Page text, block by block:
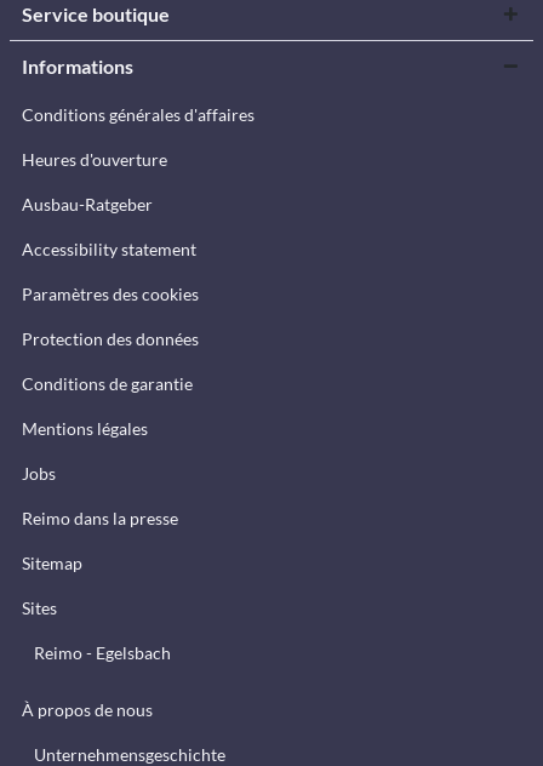
Service boutique
Informations
Conditions générales d'affaires
Heures d'ouverture
Ausbau-Ratgeber
Accessibility statement
Paramètres des cookies
Protection des données
Conditions de garantie
Mentions légales
Jobs
Reimo dans la presse
Sitemap
Sites
Reimo - Egelsbach
À propos de nous
Unternehmensgeschichte